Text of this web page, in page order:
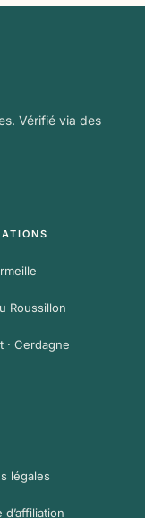
Vérifié via des
Roussillon
· Cerdagne
légales
d’affiliation